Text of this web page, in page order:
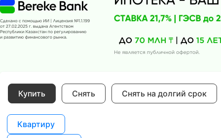
Купить Снять Снять на долгий срок
Квартиру